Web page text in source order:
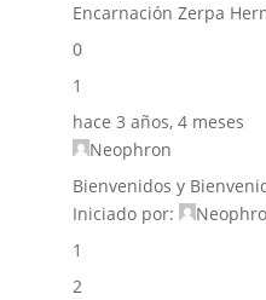
Encarnación Zerpa
0
1
hace 3 años, 4 meses
Neophron
Bienvenidos y
Iniciado por:
1
2